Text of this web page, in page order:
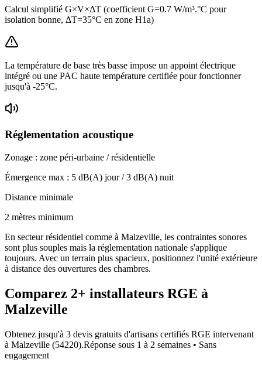
Calcul simplifié G×V×ΔT (coefficient G=0.7 W/m³.°C pour
isolation bonne, ΔT=35°C en zone H1a)
La température de base très basse impose un appoint électrique
intégré ou une PAC haute température certifiée pour fonctionner
jusqu'à -25°C.
Réglementation acoustique
Zonage : zone péri-urbaine / résidentielle
Émergence max : 5 dB(A) jour /3 dB(A) nuit
Distance minimale
2 mètres minimum
En secteur résidentiel comme à Malzeville, les contraintes sonores
sont plus souples mais la réglementation nationale s'applique
toujours. Avec un terrain plus spacieux, positionnez l'unité extérieure
à distance des ouvertures des chambres.
Comparez 2+ installateurs RGE à
Malzeville
Obtenez jusqu'à 3 devis gratuits d'artisans certifiés RGE intervenant
à Malzeville (54220).Réponse sous 1 à 2 semaines • Sans
engagement